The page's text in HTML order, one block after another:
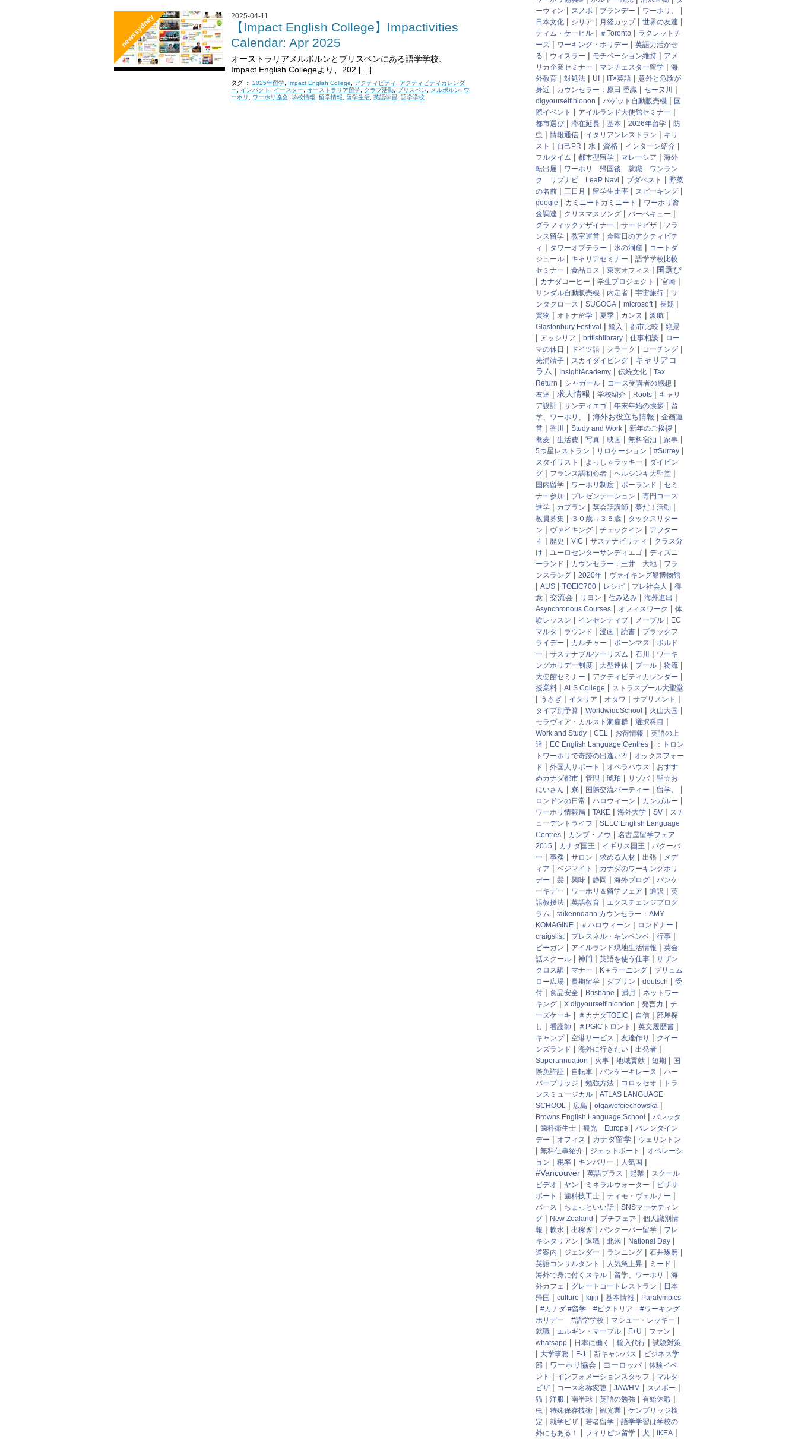
newssydney 2025-04-11
【Impact English College】Impactivities
Calendar: Apr 2025
オーストラリアメルボルンとブリスベンにある語学学校、
Impact English Collegeより、202 […]
タグ ：2025年留学, Impact English College, アクティビティ , アクティビティカレンダ
ー, インパクト , イースター, オーストラリア留学, クラブ活動, ブリスベン, メルボルン, ワ
ーホリ , ワーホリ協会,学校情報,留学情報,留学生活,英語学習,語学学校
ーウィン | スノボ | ブランデー | ワーホリ、 |
日本文化 | シリア | 月経カップ| 世界の友達 |
ティム・ケーヒル | ＃Toronto | ラクレットチ
ーズ | ワーキング・ホリデー | 英語力活かせ
る | ウィスラー | モチベーション維持 | アメ
リカ企業セミナー | マンチェスター留学 | 海
外教育 | 対処法 | UI | IT×英語 | 意外と危険が
身近 | カウンセラー：原田 香織 | セーヌ川 |
digyourselfinlonon | バゲット自動販売機 | 国
際イベント | アイルランド大使館セミナー |
都市選び | 滞在延長 | 基本 | 2026年留学 | 防
虫 |情報通信 | イタリアンレストラン | キリ
スト | 自己PR | 水 | 資格 | インターン紹介 |
フルタイム | 都市型留学 | マレーシア | 海外
転出届 | ワーホリ 帰国後 就職 ワンラン
ク リプナビ LeaP Navi | ブダペスト | 野菜
の名前 | 三日月 | 留学生比率 | スピーキング |
google | カミニートカミニート | ワーホリ資
金調達 | クリスマスソング | バーベキュー |
グラフィックデザイナー | サードビザ | フラ
ンス留学 | 教室運営 | 金曜日のアクティビテ
ィ | タワーオブテラー | 氷の洞窟 | コートダ
ジュール | キャリアセミナー | 語学学校比較
セミナー | 食品ロス | 東京オフィス | 国選び
| カナダコーヒー | 学生プロジェクト | 宮崎 |
サンダル自動販売機 | 内定者 | 宇宙旅行 | サ
ンタクロース | SUGOCA | microsoft | 長期 |
買物 | オトナ留学 | 夏季 | カンヌ | 渡航 |
Glastonbury Festival | 輸入 | 都市比較 | 絶景
| アッシリア | britishlibrary | 仕事相談 | ロー
マの休日 | ドイツ語 | クラーク | コーチング |
光浦靖子 | スカイダイビング | キャリアコ
ラム | InsightAcademy | 伝統文化 | Tax
Return | シャガール | コース受講者の感想 |
友達 | 求人情報 | 学校紹介 | Roots | キャリ
ア設計 | サンディエゴ | 年末年始の挨拶 | 留
学、ワーホリ、
| 海外お役立ち情報 | 企画運
営 | 香川 | Study and Work | 新年のご挨拶 |
蕎麦 | 生活費 | 写真 | 映画 | 無料宿泊 | 家事 |
5つ星レストラン | リロケーション | #Surrey |
スタイリスト | よっしゃラッキー | ダイビン
グ | フランス語初心者 | ヘルシンキ大聖堂 |
国内留学 | ワーホリ制度 | ポーランド | セミ
ナー参加 | プレゼンテーション | 専門コース
進学 | カプラン | 英会話講師 | 夢だ！活動 |
教員募集 | ３０歳→３５歳 | タックスリター
ン | ヴァイキング | チェックイン | アフター
４ | 歴史 | VIC | サステナビリティ | クラス分
け | ユーロセンターサンディエゴ | ディズニ
ーランド | カウンセラー：三井 大地 | フラ
ンスラング | 2020年 | ヴァイキング船博物館
| AUS | TOEIC700 | レシピ | プレ社会人 | 得
意 | 交流会 | リヨン | 住み込み | 海外進出 |
Asynchronous Courses | オフィスワーク | 体
験レッスン | インセンティブ | メープル | EC
マルタ | ラウンド | 漫画 | 読書 | ブラックフ
ライデー | カルチャー | ボーンマス | ボルド
ー | サステナブルツーリズム | 石川 | ワーキ
ングホリデー制度 | 大型連休 | プール | 物流 |
大使館セミナー | アクティビティカレンダー |
授業料 | ALS College | ストラスブール大聖堂
| うさぎ | イタリア | オタワ | サプリメント |
タイプ別予算 | WorldwideSchool | 火山大国 |
モラヴィア・カルスト洞窟群 | 選択科目 |
Work and Study | CEL | お得情報 | 英語の上
達 | EC English Language Centres |
：トロン
トワーホリで奇跡の出逢い?! | オックスフォー
ド | 外国人サポート | オペラハウス | おすす
めカナダ都市 | 管理 | 琥珀 | リゾバ| 聖☆お
にいさん | 寮 | 国際交流パーティー | 留学、 |
ロンドンの日常 | ハロウィーン | カンガルー |
ワーホリ情報局 | TAKE | 海外大学 | SV | スチ
ューデントライフ | SELC English Language
Centres | カンプ・ノウ | 名古屋留学フェア
2015 | カナダ国王 | イギリス国王 | バクーバ
ー | 事務 | サロン | 求める人材 | 出張 | メデ
ィア | ベジマイト | カナダのワーキングホリ
デー | 髪 | 興味 | 静岡 | 海外ブログ | パンケ
ーキデー | ワーホリ＆留学フェア | 通訳 | 英
語教授法 | 英語教育 | エクスチェンジプログ
ラム | taikenndann カウンセラー：AMY
KOMAGINE | ＃ハロウィーン | ロンドナー |
craigslist | プレスネル・キンペンベ | 行事 |
ビーガン | アイルランド現地生活情報 | 英会
話スクール | 神門 | 英語を使う仕事 | サザン
クロス駅 | マナー | K＋ラーニング | プリュム
ロー広場 | 長期留学 | ダブリン | deutsch | 受
付 | 食品安全 | Brisbane | 満月 | ネットワー
キング | X digyourselfinlondon | 発言力 | チ
ーズケーキ | ＃カナダTOEIC | 自信 | 部屋探
し | 看護師 | ＃PGICトロント | 英文履歴書 |
キャンプ| 空港サービス | 友達作り | クイー
ンズランド | 海外に行きたい | 出発者 |
Superannuation | 火事 | 地域貢献 | 短期 | 国
際免許証 | 自転車 | パンケーキレース | ハー
バーブリッジ | 勉強方法 | コロッセオ |
トラ
ンスミュージカル | ATLAS LANGUAGE
SCHOOL | 広島 | olgawofciechowska |
Browns English Language School | バレッタ
| 歯科衛生士 | 観光 Europe | バレンタイン
デー | オフィス | カナダ留学 | ウェリントン
| 無料仕事紹介 | ジェットボート | オペレーシ
ョン | 税率 | キンバリー | 人気国 |
#Vancouver | 英語プラス | 起業 | スクール
ビデオ | ヤン | ミネラルウォーター | ビザサ
ポート | 歯科技工士 | ティモ・ヴェルナー |
パース | ちょっといい話 | SNSマーケティン
グ | New Zealand | プチフェア | 個人識別情
報 | 軟水 | 出稼ぎ | バンクーバー留学 | フレ
キシタリアン | 退職 | 北米 | National Day |
道案内 | ジェンダー | ランニング | 石井琢磨 |
英語コンサルタント | 人気急上昇 | ミード |
海外で身に付くスキル | 留学、ワーホリ | 海
外カフェ | グレートコートレストラン | 日本
帰国 | culture | kijiji | 基本情報 | Paralympics
| #カナダ #留学 #ビクトリア #ワーキング
ホリデー #語学学校 | マシュー・レッキー |
就職 | エルギン・マーブル | F+U | ファン |
whatsapp | 日本に働く | 輸入代行 | 試験対策
| 大学事務 | F-1 | 新キャンパス | ビジネス学
部 | ワーホリ協会 | ヨーロッパ | 体験イベ
ント | インフォメーションスタッフ | マルタ
ビザ | コース名称変更 | JAWHM | スノボー |
猫 | 洋服 | 南半球 | 英語の勉強 | 有給休暇 |
虫 | 特殊保存技術 | 観光業 | ケンブリッジ検
定 | 就学ビザ | 若者留学 | 語学学習は学校の
外にもある！
| フィリピン留学 | 犬 | IKEA |